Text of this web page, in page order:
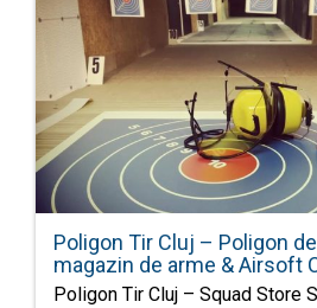
Poligon Tir Cluj – Poligon
magazin de arme & Airsoft
Poligon Tir Cluj – Squad Store